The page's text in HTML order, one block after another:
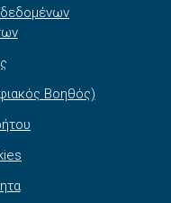
δεδομένων
Βοηθός)